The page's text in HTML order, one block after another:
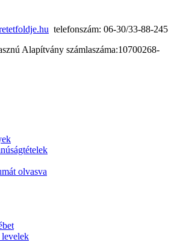
telefonszám: 06-30/33-88-245
Alapítvány számlaszáma:10700268-
olvasva